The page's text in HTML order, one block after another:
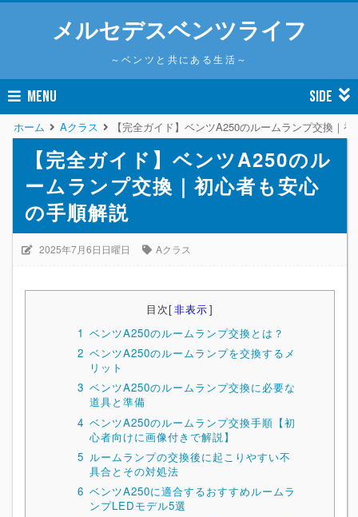
メルセデスベンツライフ
～ベンツと共にある生活～
MENU SIDE
ホーム Aクラス 【完全ガイド】ベンツA250のルームランプ交換｜
【完全ガイド】ベンツA250のル
ームランプ交換｜初心者も安心
の手順解説
2025年7月6日日曜日 Aクラス
目次[非表示]
1 ベンツA250のルームランプ交換とは？
2 ベンツA250のルームランプを交換するメ
リット
3 ベンツA250のルームランプ交換に必要な
道具と準備
4 ベンツA250のルームランプ交換手順【初
心者向けに画像付きで解説】
5 ルームランプの交換後に起こりやすい不
具合とその対処法
6 ベンツA250に適合するおすすめルームラ
ンプLEDモデル5選